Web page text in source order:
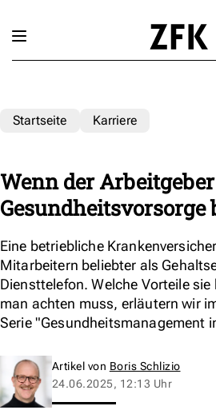
Startseite Karriere
Wenn der
Gesundheitsvorsorge
Eine betriebliche
Mitarbeitern beliebter als
Diensttelefon. Welche Vorteile
man achten muss, erläutern wir
Serie "Gesundheitsmanagement
Artikel von Boris Schlizio
24.06.2025, 12:13 Uhr